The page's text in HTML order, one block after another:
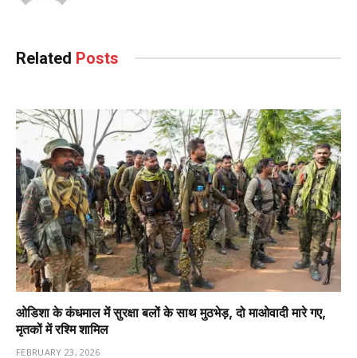
Related Posts
ओडिशा के कंधमाल में सुरक्षा बलों के साथ मुठभेड़, दो माओवादी मारे गए,
मृतकों में रश्मि शामिल
FEBRUARY 23, 2026